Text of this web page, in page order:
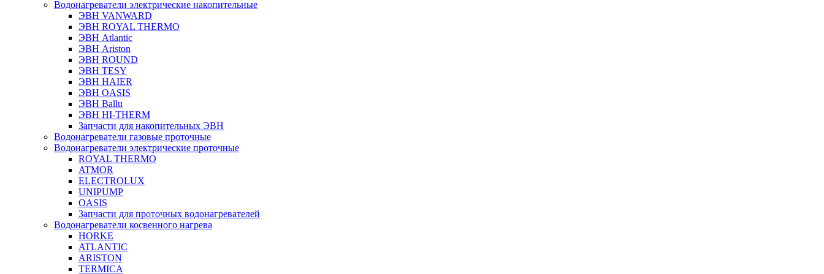
Водонагреватели электрические накопительные
ЭВН VANWARD
ЭВН ROYAL THERMO
ЭВН Atlantic
ЭВН Ariston
ЭВН ROUND
ЭВН TESY
ЭВН HAIER
ЭВН OASIS
ЭВН Ballu
ЭВН HI-THERM
Запчасти для накопительных ЭВН
Водонагреватели газовые проточные
Водонагреватели электрические проточные
ROYAL THERMO
ATMOR
ELECTROLUX
UNIPUMP
OASIS
Запчасти для проточных водонагревателей
Водонагреватели косвенного нагрева
HORKE
ATLANTIC
ARISTON
TERMICA